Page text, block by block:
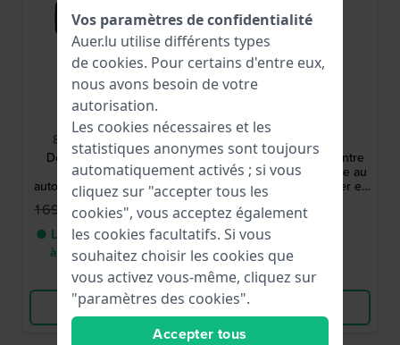
Edox
85303-357GN-NGN
Delfin Mecano 43 mm
Montre squelette
automatique de fabrication
suisse
1 690,00 € 1 179,95 €
● Livraison entre 3 jours
à 6 jours ouvrables
Comparer
Voir les produits
025686
Bewatch 2 48 mm Montre
automatique squelettée au
style sportif, avec boîtier en
résine et barrettes en acier.
169,00 €
● En stock
Comparer
Voir les produits
Vos paramètres de confidentialité
Auer.lu utilise différents types
de cookies. Pour certains d'entre eux,
nous avons besoin de votre
autorisation.
Les cookies nécessaires et les
statistiques anonymes sont toujours
automatiquement activés ; si vous
cliquez sur "accepter tous les
cookies", vous acceptez également
les cookies facultatifs. Si vous
souhaitez choisir les cookies que
vous activez vous-même, cliquez sur
"paramètres des cookies".
Accepter tous